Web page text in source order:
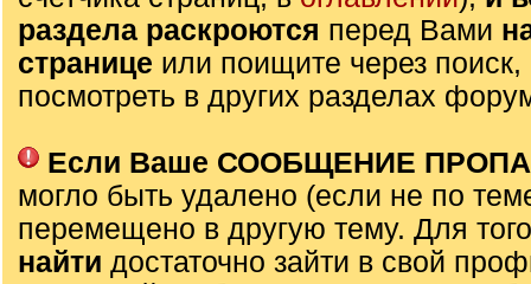
раздела раскроются перед Вами
странице или поищите через
посмотреть в других разделах
Если Ваше СООБЩЕНИЕ
могло быть удалено (если не по
перемещено в другую тему. Для
найти достаточно зайти в свой